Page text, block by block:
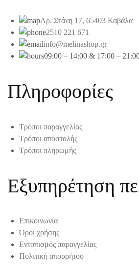
Αρ. Στάνη 17, 65403 Καβάλα
2510 221 671
info@melinashop.gr
09:00 – 14:00 & 17:00 –
Πληροφορίες
Τρόποι παραγγελίας
Τρόποι αποστολής
Τρόποι πληρωμής
Εξυπηρέτηση
Επικοινωνία
Όροι χρήσης
Εντοπισμός παραγγελίας
Πολιτική απορρήτου